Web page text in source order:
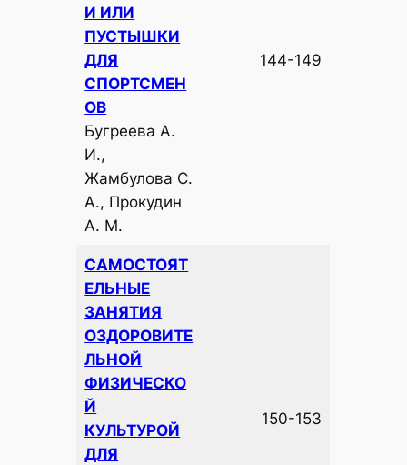
И ИЛИ
ПУСТЫШКИ
ДЛЯ
СПОРТСМЕН
ОВ
Бугреева А.
И.,
Жамбулова С.
А., Прокудин
А. М.
144-149
САМОСТОЯТ
ЕЛЬНЫЕ
ЗАНЯТИЯ
ОЗДОРОВИТЕ
ЛЬНОЙ
ФИЗИЧЕСКО
Й
КУЛЬТУРОЙ
ДЛЯ
150-153